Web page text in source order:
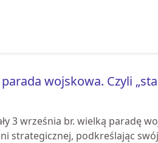
wojskowa. Czyli
3 września br. wielką paradę
strategicznej, podkreślając